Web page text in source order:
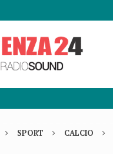
SPORT CALCIO